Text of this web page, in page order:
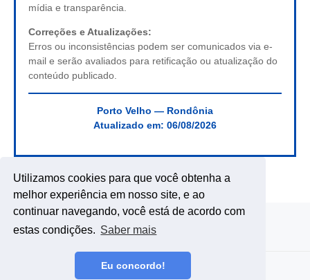
Utilizamos cookies para que você obtenha a
melhor experiência em nosso site, e ao
continuar navegando, você está de acordo com
estas condições. Saber mais
Eu concordo!
mídia e transparência.
Correções e Atualizações:
Erros ou inconsistências podem ser comunicados via e-
mail e serão avaliados para retificação ou atualização do
conteúdo publicado.
Porto Velho — Rondônia
Atualizado em: 06/08/2026